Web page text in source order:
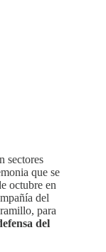
sectores
que se
octubre en
del
para
del